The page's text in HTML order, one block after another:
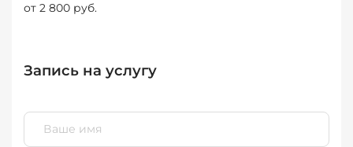
от 2 800 руб.
Запись на услугу